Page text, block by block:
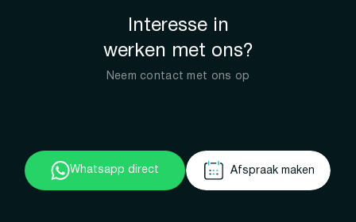
Interesse in
werken met ons?
Neem contact met ons op
Whatsapp direct Afspraak maken